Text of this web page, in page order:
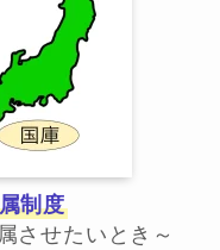
制度
させたいとき～